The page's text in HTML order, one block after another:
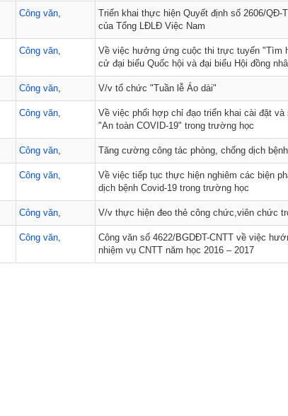
Công văn,
Triển khai thực hiện Quyết định số 2606/QĐ-
của Tổng LĐLĐ Việc Nam
Công văn,
Về việc hưởng ứng cuộc thi trực tuyến "Tìm
cử đại biểu Quốc hội và đại biểu Hội đồng
Công văn, V/v tổ chức "Tuần lễ Áo dài"
Công văn,
Về việc phối hợp chỉ đạo triển khai cài đặt
"An toàn COVID-19" trong trường học
Công văn, Tăng cường công tác phòng, chống dịch
Công văn,
Về việc tiếp tục thực hiện nghiêm các biện
dịch bệnh Covid-19 trong trường học
Công văn, V/v thực hiện đeo thẻ công chức,viên chức
Công văn,
Công văn số 4622/BGDĐT-CNTT về việc
nhiệm vụ CNTT năm học 2016 – 2017